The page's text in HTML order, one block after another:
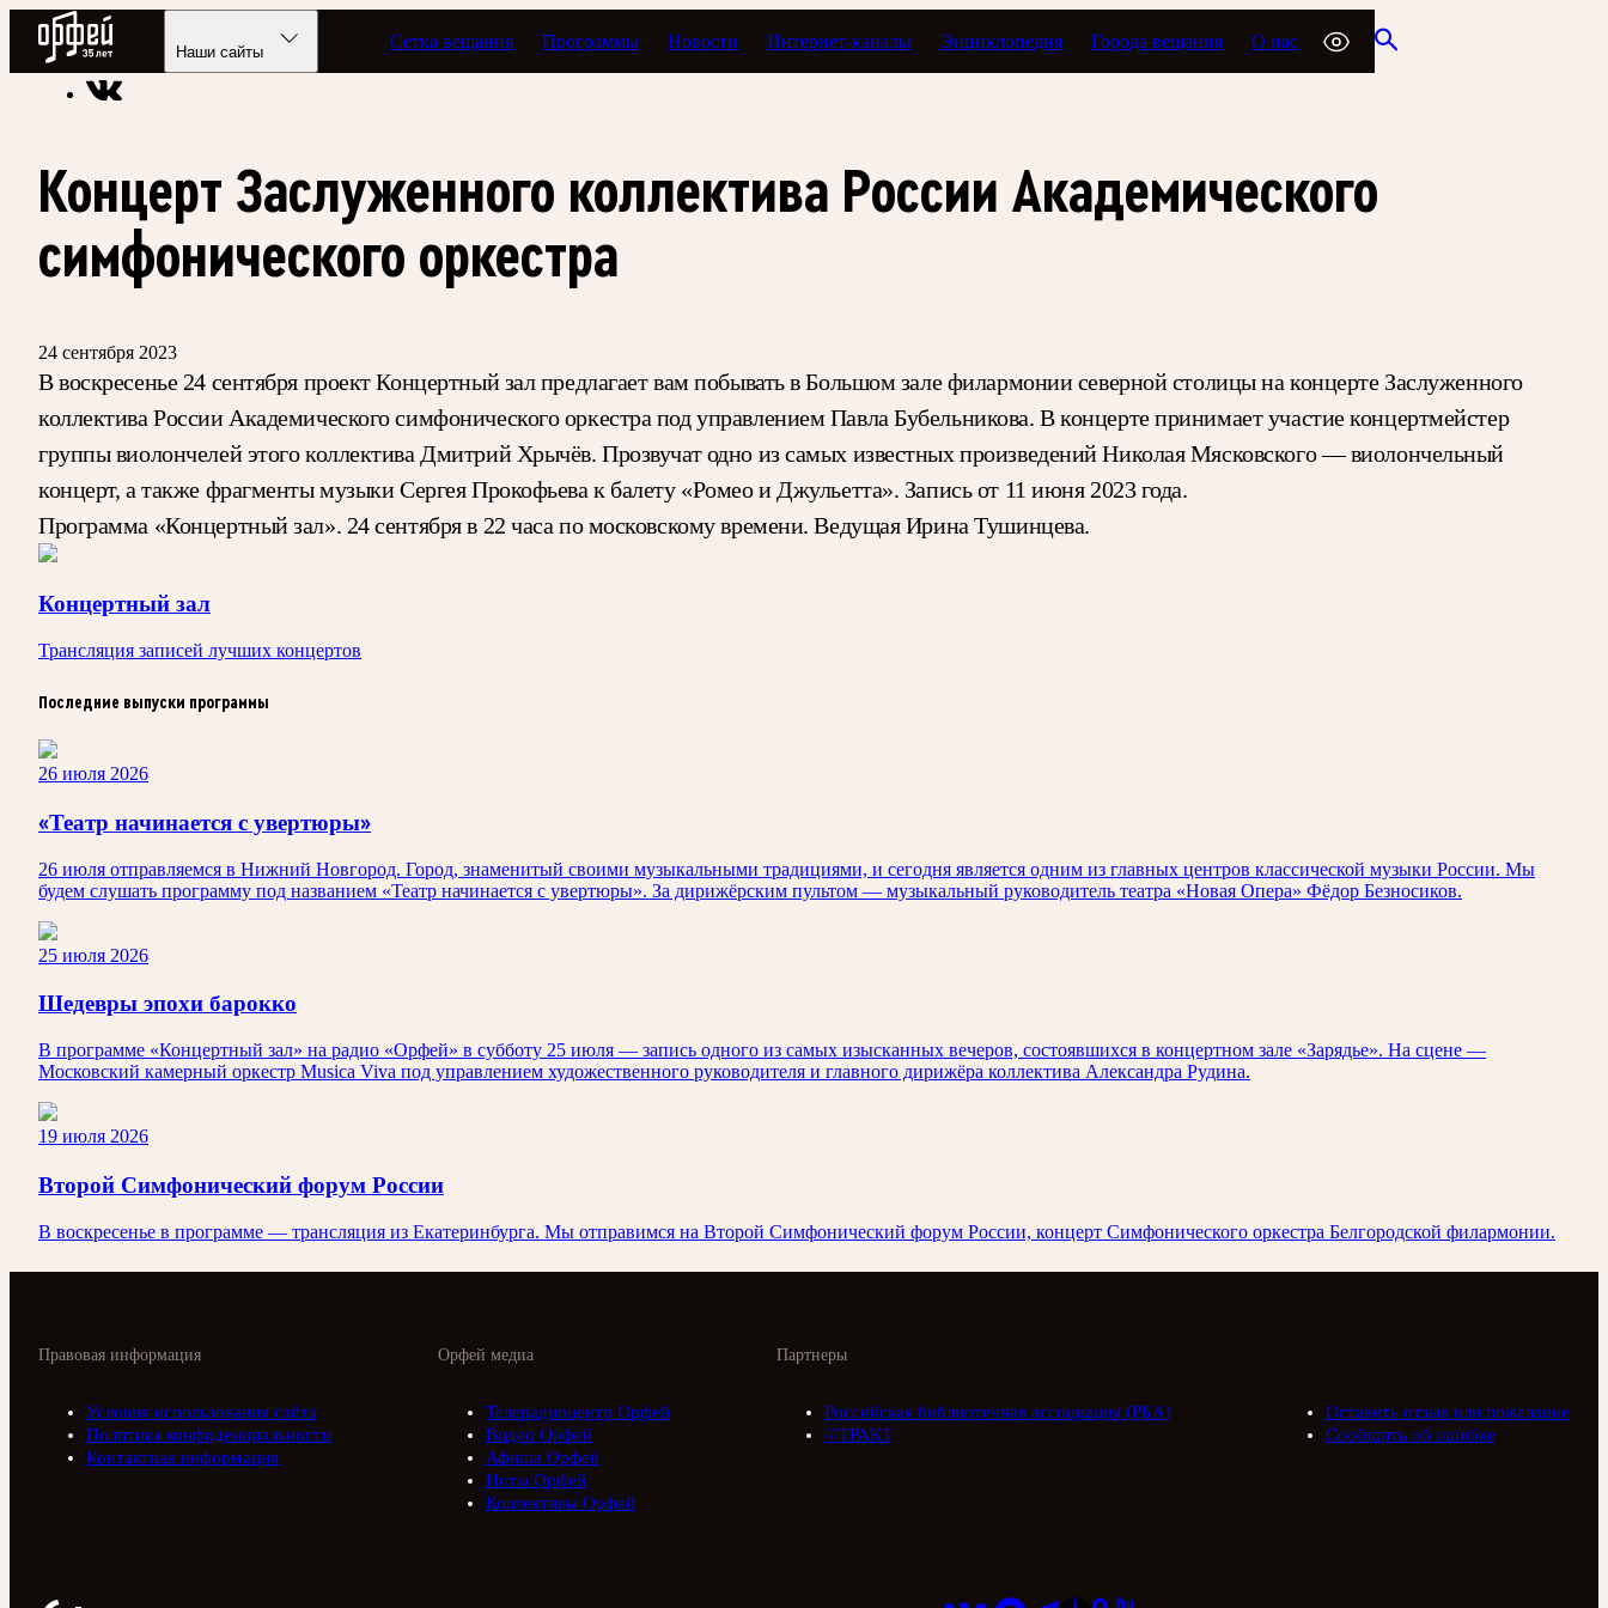
Радио Орфей
Наши сайты
Сетка вещания Программы Новости Интернет-каналы Энциклопедия Города вещания О нас
Радио классической музыки «Орфей» Программы в эфире Концертный зал
Концерт Заслуженного коллектива России Академического
симфонического оркестра
24 сентября 2023
В воскресенье 24 сентября проект Концертный зал предлагает вам побывать в Большом зале филармонии северной столицы на концерте Заслуженного
коллектива России Академического симфонического оркестра под управлением Павла Бубельникова. В концерте принимает участие концертмейстер
группы виолончелей этого коллектива Дмитрий Хрычёв. Прозвучат одно из самых известных произведений Николая Мясковского — виолончельный
концерт, а также фрагменты музыки Сергея Прокофьева к балету «Ромео и Джульетта». Запись от 11 июня 2023 года.
Программа «Концертный зал». 24 сентября в 22 часа по московскому времени. Ведущая Ирина Тушинцева.
Концертный зал
Трансляция записей лучших концертов
Последние выпуски программы
26 июля 2026
«Театр начинается с увертюры»
26 июля отправляемся в Нижний Новгород. Город, знаменитый своими музыкальными традициями, и сегодня является одним из главных центров классической музыки России. Мы
будем слушать программу под названием «Театр начинается с увертюры». За дирижёрским пультом — музыкальный руководитель театра «Новая Опера» Фёдор Безносиков.
25 июля 2026
Шедевры эпохи барокко
В программе «Концертный зал» на радио «Орфей» в субботу 25 июля — запись одного из самых изысканных вечеров, состоявшихся в концертном зале «Зарядье». На сцене —
Московский камерный оркестр Musica Viva под управлением художественного руководителя и главного дирижёра коллектива Александра Рудина.
19 июля 2026
Второй Симфонический форум России
В воскресенье в программе — трансляция из Екатеринбурга. Мы отправимся на Второй Симфонический форум России, концерт Симфонического оркестра Белгородской филармонии.
Орфей медиа
Телерадиоцентр Орфей
Видео Орфей
Афиша Орфей
Ноты Орфей
Коллективы Орфей
Партнеры
Российская библиотечная ассоциация (РБА)
///ТРАКТ
Правовая информация
Условия использования сайта
Политика конфиденциальности
Контактная информация
Оставить отзыв или пожелание
Сообщить об ошибке